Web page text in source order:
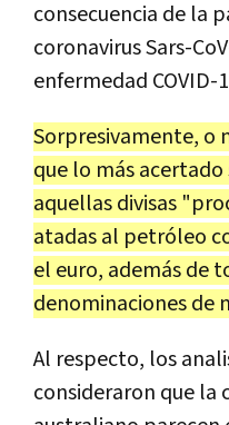
consecuencia de la
coronavirus Sars-
enfermedad COVID-
Sorpresivamente, o
que lo más
aquellas divisas
atadas al petróleo
el euro, además de
denominaciones de
Al respecto, los
consideraron que la